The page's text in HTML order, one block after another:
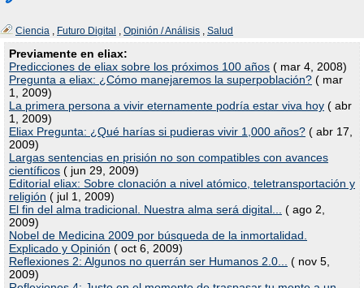
Ciencia , Futuro Digital , Opinión / Análisis , Salud
Previamente en eliax:
Predicciones de eliax sobre los próximos 100 años ( mar 4, 2008)
Pregunta a eliax: ¿Cómo manejaremos la superpoblación? ( mar
1, 2009)
La primera persona a vivir eternamente podría estar viva hoy ( abr
1, 2009)
Eliax Pregunta: ¿Qué harías si pudieras vivir 1,000 años? ( abr 17,
2009)
Largas sentencias en prisión no son compatibles con avances
científicos ( jun 29, 2009)
Editorial eliax: Sobre clonación a nivel atómico, teletransportación y
religión ( jul 1, 2009)
El fin del alma tradicional. Nuestra alma será digital...
( ago 2,
2009)
Nobel de Medicina 2009 por búsqueda de la inmortalidad.
Explicado y Opinión ( oct 6, 2009)
Reflexiones 2: Algunos no querrán ser Humanos 2.0...
( nov 5,
2009)